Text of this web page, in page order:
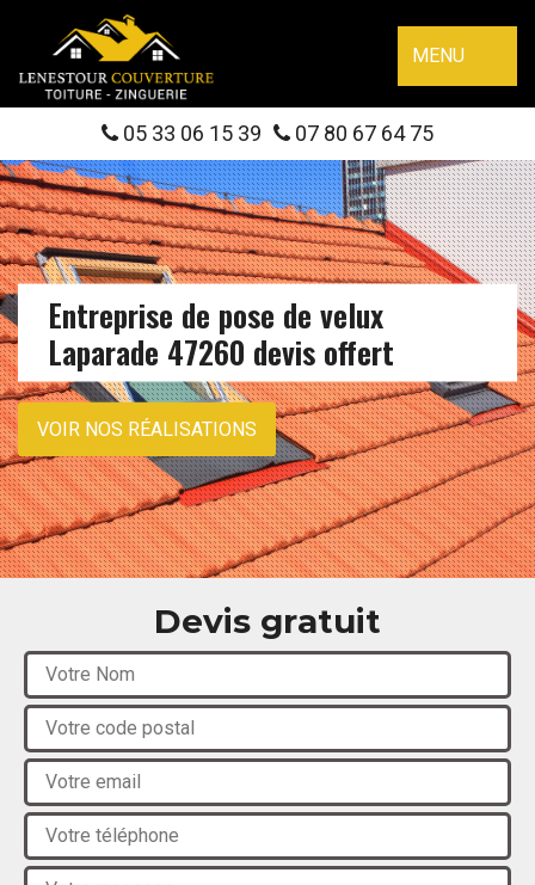
MENU
05 33 06 15 39 07 80 67 64 75
Entreprise de pose de velux
Laparade 47260 devis offert
VOIR NOS RÉALISATIONS
Devis gratuit